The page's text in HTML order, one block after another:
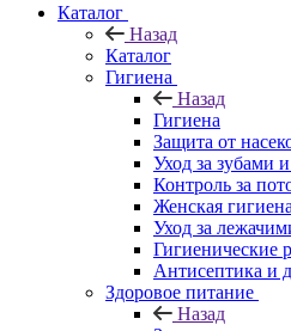
Каталог
Назад
Каталог
Гигиена
Назад
Гигиена
Защита от
Уход за зубами
Контроль за
Женская гигиена
Уход за
Гигиенические
Антисептика и
Здоровое питание
Назад